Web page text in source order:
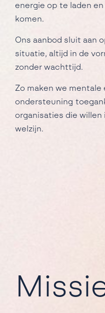
energie op te laden
komen.
Ons aanbod sluit aan
situatie, altijd in de
zonder wachttijd.
Zo maken we
ondersteuning
organisaties die
welzijn.